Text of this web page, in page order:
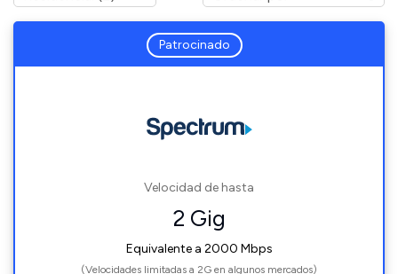
Patrocinado
Velocidad de hasta
2 Gig
Equivalente a 2000 Mbps
(Velocidades limitadas a 2G en algunos mercados)